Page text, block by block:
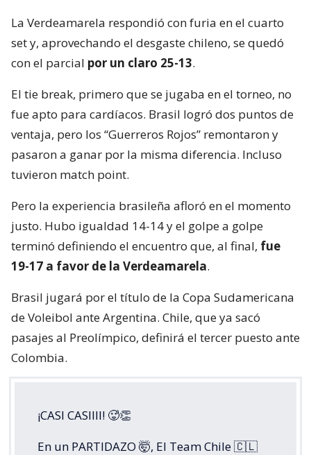
La Verdeamarela respondió con furia en el cuarto
set y, aprovechando el desgaste chileno, se quedó
con el parcial por un claro 25-13.
El tie break, primero que se jugaba en el torneo, no
fue apto para cardíacos. Brasil logró dos puntos de
ventaja, pero los “Guerreros Rojos” remontaron y
pasaron a ganar por la misma diferencia. Incluso
tuvieron match point.
Pero la experiencia brasileña afloró en el momento
justo. Hubo igualdad 14-14 y el golpe a golpe
terminó definiendo el encuentro que, al final, fue
19-17 a favor de la Verdeamarela.
Brasil jugará por el título de la Copa Sudamericana
de Voleibol ante Argentina. Chile, que ya sacó
pasajes al Preolímpico, definirá el tercer puesto ante
Colombia.
¡CASI CASIIII! 🥵👏
En un PARTIDAZO 🤯, El Team Chile 🇨🇱